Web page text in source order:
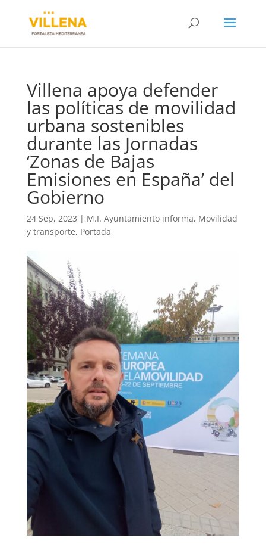
Villena apoya defender
las políticas de movilidad
urbana sostenibles
durante las Jornadas
‘Zonas de Bajas
Emisiones en España’ del
Gobierno
24 Sep, 2023 | M.I. Ayuntamiento informa, Movilidad
y transporte, Portada